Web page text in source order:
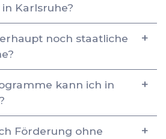
Karlsruhe?
noch staatliche
kann ich in
Förderung ohne